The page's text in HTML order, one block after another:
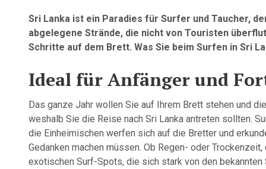
Sri Lanka ist ein Paradies für Surfer und Taucher,
abgelegene Strände, die nicht von Touristen
Schritte auf dem Brett. Was Sie beim Surfen in Sri
Ideal für Anfänger und
Das ganze Jahr wollen Sie auf Ihrem Brett stehen und
weshalb Sie die Reise nach Sri Lanka antreten sollten.
die Einheimischen werfen sich auf die Bretter und
Gedanken machen müssen. Ob Regen- oder
exotischen Surf-Spots, die sich stark von den